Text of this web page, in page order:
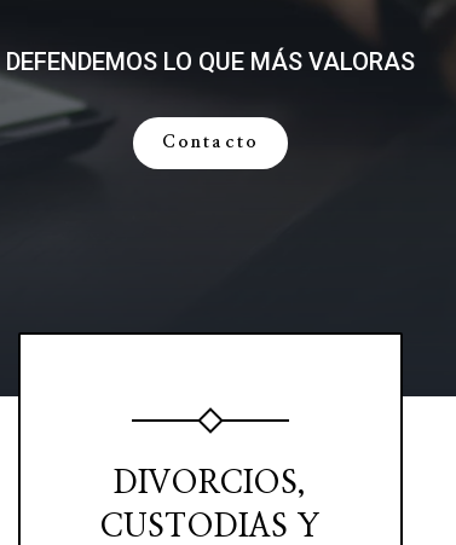
DEFENDEMOS LO QUE MÁS VALORAS
Contacto
DIVORCIOS,
CUSTODIAS Y